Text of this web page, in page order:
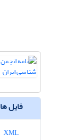
فایل ها